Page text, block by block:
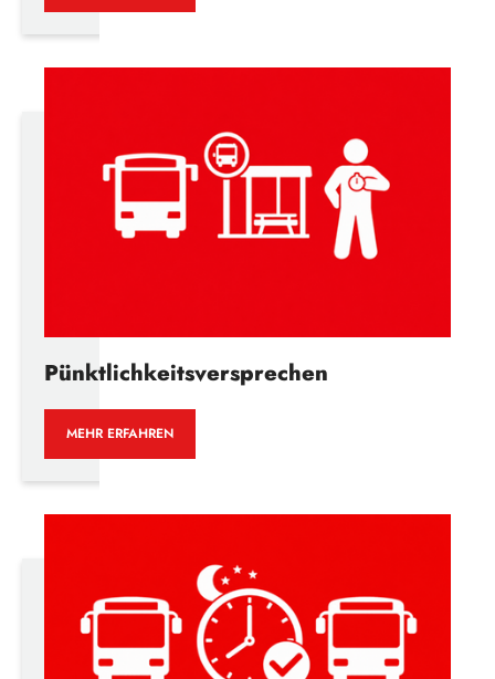
Pünktlichkeitsversprechen
MEHR ERFAHREN